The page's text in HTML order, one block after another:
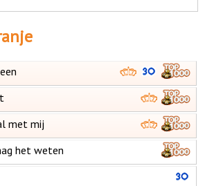
met mij
het weten